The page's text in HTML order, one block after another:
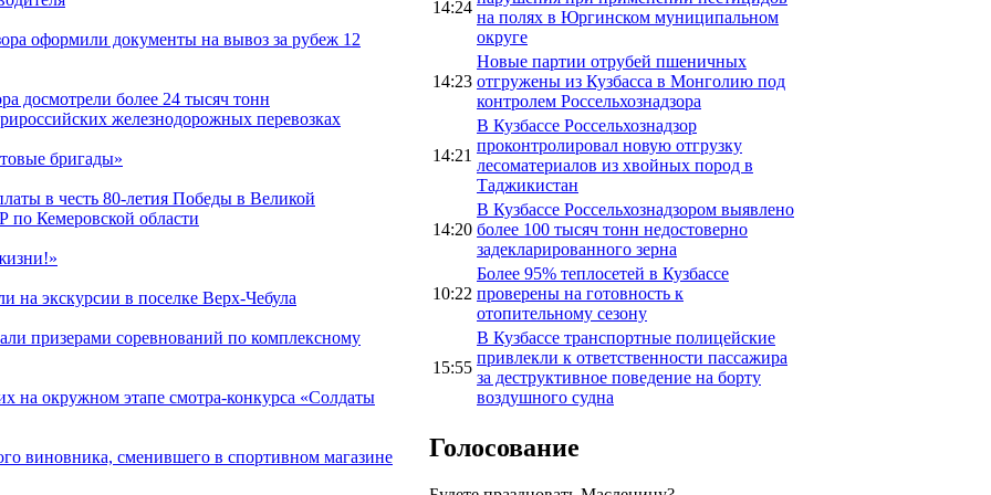
оформили документы на вывоз за рубеж 12
досмотрели более 24 тысяч тонн
железнодорожных перевозках
бригады»
в честь 80-летия Победы в Великой
по Кемеровской области
на экскурсии в поселке Верх-Чебула
призерами соревнований по комплексному
на окружном этапе смотра-конкурса «Солдаты
виновника, сменившего в спортивном магазине
14:24
на полях в Юргинском муниципальном
округе
14:23
Новые партии отрубей пшеничных
отгружены из Кузбасса в Монголию под
контролем Россельхознадзора
14:21
В Кузбассе Россельхознадзор
проконтролировал новую отгрузку
лесоматериалов из хвойных пород в
Таджикистан
14:20
В Кузбассе Россельхознадзором выявлено
более 100 тысяч тонн недостоверно
задекларированного зерна
10:22
Более 95% теплосетей в Кузбассе
проверены на готовность к
отопительному сезону
15:55
В Кузбассе транспортные полицейские
привлекли к ответственности пассажира
за деструктивное поведение на борту
воздушного судна
Голосование